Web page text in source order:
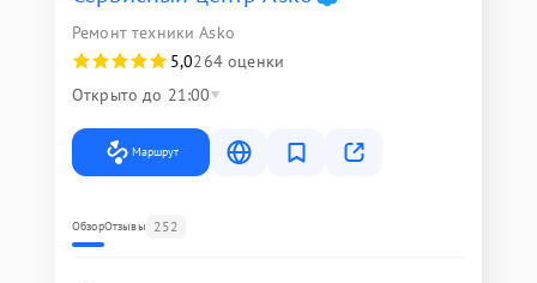
Ремонт техники Asko
5,0264 оценки
Открыто до 21:00
Маршрут
ОбзорОтзывы 252